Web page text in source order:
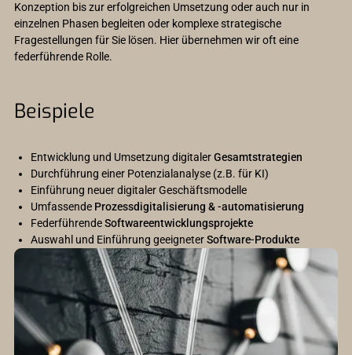
Konzeption bis zur erfolgreichen Umsetzung oder auch nur in
einzelnen Phasen begleiten oder komplexe strategische
Fragestellungen für Sie lösen. Hier übernehmen wir oft eine
federführende Rolle.
Beispiele
Entwicklung und Umsetzung digitalerGesamtstrategien
Durchführung einer Potenzialanalyse (z.B. für KI)
Einführung neuer digitaler Geschäftsmodelle
Umfassende Prozessdigitalisierung & -automatisierung
FederführendeSoftwareentwicklungsprojekte
Auswahl und Einführung geeigneterSoftware-Produkte